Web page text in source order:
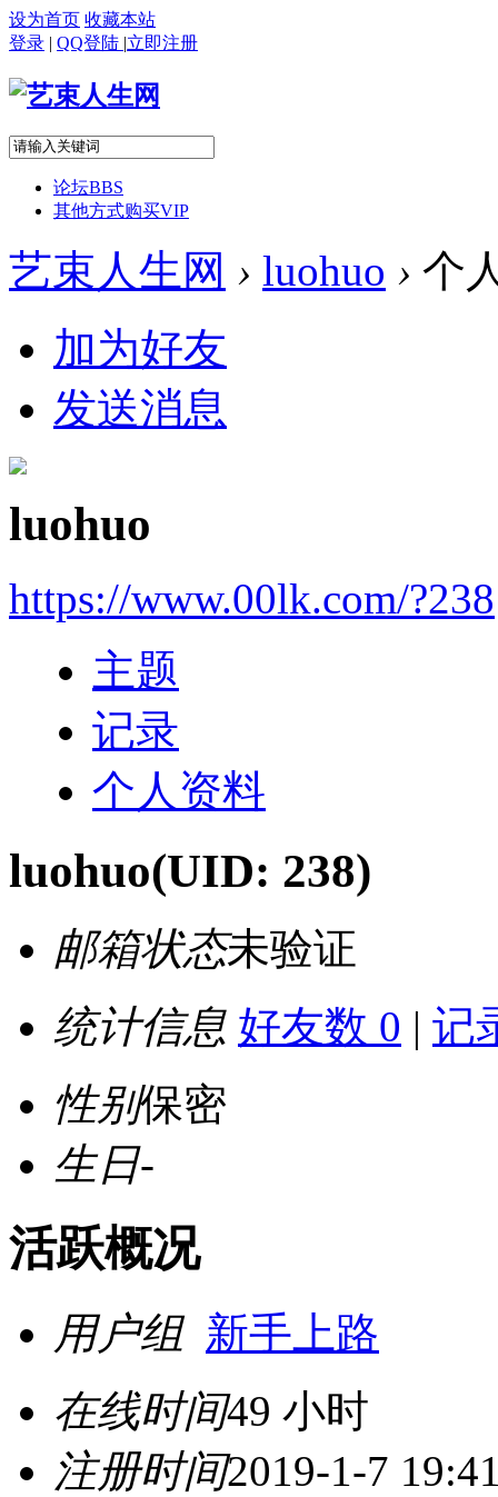
设为首页 收藏本站
登录 | QQ登陆 |立即注册
论坛BBS
其他方式购买VIP
艺束人生网 › luohuo › 个
加为好友
发送消息
luohuo
https://www.00lk.com/?238
主题
记录
个人资料
luohuo(UID: 238)
邮箱状态未验证
统计信息 好友数 0 | 记
性别保密
生日-
活跃概况
用户组 新手上路
在线时间49 小时
注册时间2019-1-7